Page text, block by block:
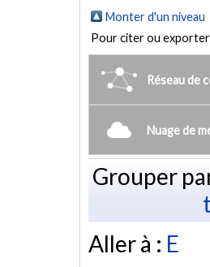
Monter d'un niveau
Pour citer ou exporter
Réseau de
Nuage de
Grouper
Aller à : E